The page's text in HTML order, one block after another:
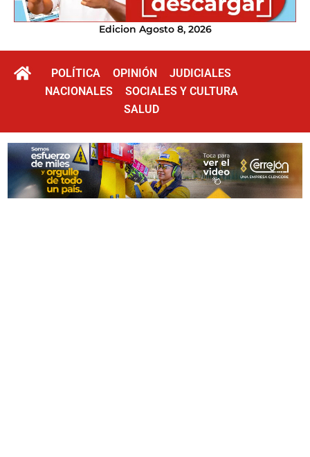
Edicion Agosto 8, 2026
POLÍTICA OPINIÓN
JUDICIALES
NACIONALES
SOCIALES Y CULTURA
SALUD